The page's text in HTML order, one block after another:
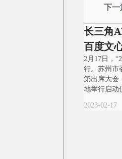
下一
长三角
百度文
2月17日，
行。苏州市
第出席大会
地举行启动
2023-02-17